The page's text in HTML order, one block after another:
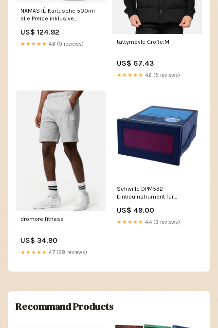
NAMASTÉ Kartusche 500ml
alle Preise inklusive
St. 249,84€
US$ 124.92
★★★★★ 4.6 (9 reviews) tattymoyle Größe:M
US$ 67.43
★★★★★ 4.6 (5 reviews)
dromore fitness
US$ 34.90
★★★★★ 4.7 (28 reviews)
Schwille DPM532
Einbauinstrument für
Siebert
US$ 49.00
★★★★★ 4.4 (9 reviews)
Recommand Products